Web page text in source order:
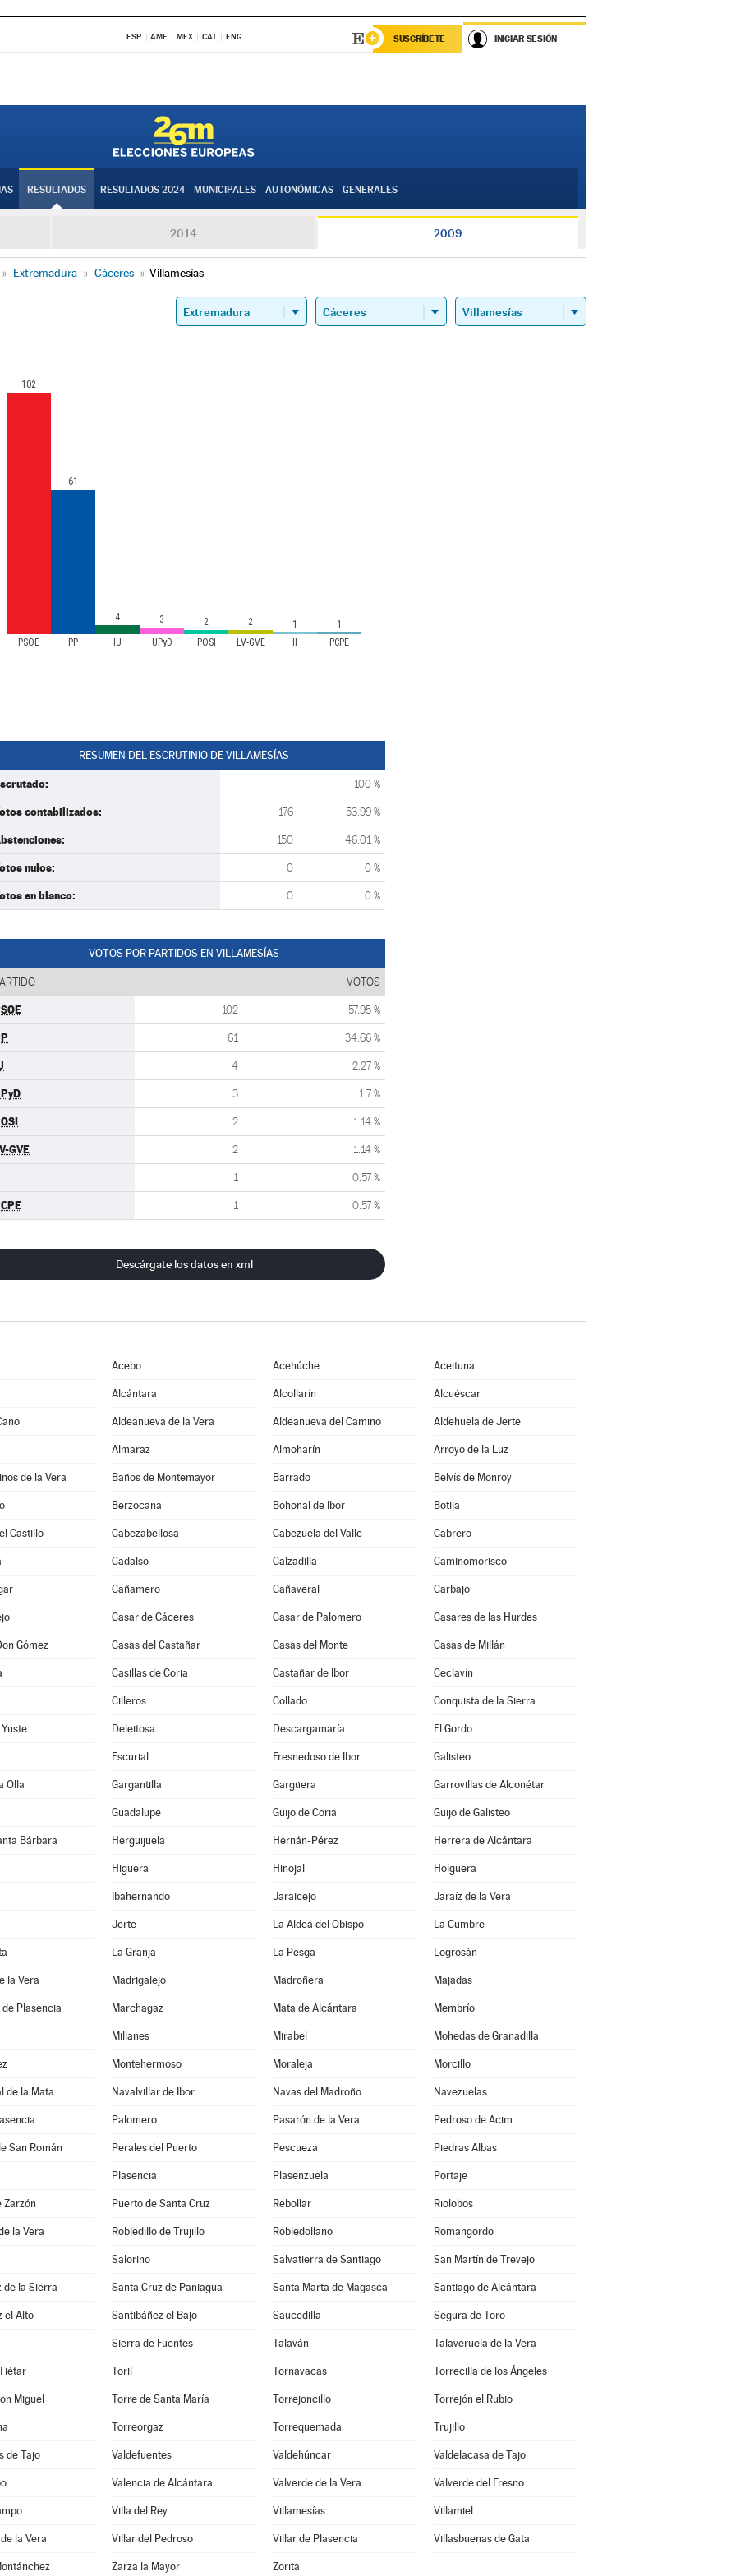
ESP AME MEX CAT ENG SUSCRÍBETE INICIAR SESIÓN
RESULTADOS RESULTADOS 2024 MUNICIPALES AUTONÓMICAS GENERALES
2014 2009
» Extremadura » Cáceres » Villamesías
PSOE PP IU UPyD POSI LV-GVE PCPE
102
61
4 3 2 2 1 1
RESUMEN DEL ESCRUTINIO DE VILLAMESÍAS
100 %
contabilizados: 176 53.99 %
150 46.01 %
nulos: 0 0 %
en blanco: 0 0 %
VOTOS POR PARTIDOS EN VILLAMESÍAS
VOTOS
102 57.95 %
61 34.66 %
4 2.27 %
3 1.7 %
2 1.14 %
GVE 2 1.14 %
1 0.57 %
1 0.57 %
Descárgate los datos en xml
Acebo Acehúche Aceituna
Alcántara Alcollarín Alcuéscar
Aldeanueva de la Vera Aldeanueva del Camino Aldehuela de Jerte
Almaraz Almoharín Arroyo de la Luz
de la Vera Baños de Montemayor Barrado Belvís de Monroy
Berzocana Bohonal de Ibor Botija
Castillo Cabezabellosa Cabezuela del Valle Cabrero
Cadalso Calzadilla Caminomorisco
Cañamero Cañaveral Carbajo
Casar de Cáceres Casar de Palomero Casares de las Hurdes
Gómez Casas del Castañar Casas del Monte Casas de Millán
Casillas de Coria Castañar de Ibor Ceclavín
Cilleros Collado Conquista de la Sierra
Deleitosa Descargamaría El Gordo
Escurial Fresnedoso de Ibor Galisteo
Olla Gargantilla Gargüera Garrovillas de Alconétar
Guadalupe Guijo de Coria Guijo de Galisteo
Bárbara Herguijuela Hernán-Pérez Herrera de Alcántara
Higuera Hinojal Holguera
Ibahernando Jaraicejo Jaraíz de la Vera
Jerte La Aldea del Obispo La Cumbre
La Granja La Pesga Logrosán
la Vera Madrigalejo Madroñera Majadas
Plasencia Marchagaz Mata de Alcántara Membrío
Millanes Mirabel Mohedas de Granadilla
Montehermoso Moraleja Morcillo
de la Mata Navalvillar de Ibor Navas del Madroño Navezuelas
Palomero Pasarón de la Vera Pedroso de Acim
San Román Perales del Puerto Pescueza Piedras Albas
Plasencia Plasenzuela Portaje
Zarzón Puerto de Santa Cruz Rebollar Riolobos
la Vera Robledillo de Trujillo Robledollano Romangordo
Salorino Salvatierra de Santiago San Martín de Trevejo
de la Sierra Santa Cruz de Paniagua Santa Marta de Magasca Santiago de Alcántara
el Alto Santibáñez el Bajo Saucedilla Segura de Toro
Sierra de Fuentes Talaván Talaveruela de la Vera
Toril Tornavacas Torrecilla de los Ángeles
Miguel Torre de Santa María Torrejoncillo Torrejón el Rubio
Torreorgaz Torrequemada Trujillo
de Tajo Valdefuentes Valdehúncar Valdelacasa de Tajo
Valencia de Alcántara Valverde de la Vera Valverde del Fresno
Villa del Rey Villamesías Villamiel
la Vera Villar del Pedroso Villar de Plasencia Villasbuenas de Gata
Zarza la Mayor Zorita